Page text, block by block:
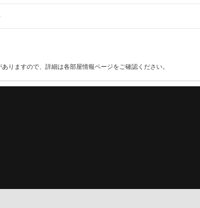
りますので、詳細は各部屋情報ページをご確認ください。